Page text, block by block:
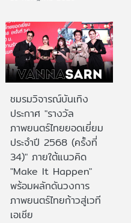
ชมรมวิจารณ์บันเทิง
ประกาศ "รางวัล
ภาพยนตร์ไทยยอดเยี่ยม
ประจําปี 2568 (ครั้งที่
34)" ภายใต้แนวคิด
"Make It Happen"
พร้อมผลักดันวงการ
ภาพยนตร์ไทยก้าวสู่เวที
เอเชีย